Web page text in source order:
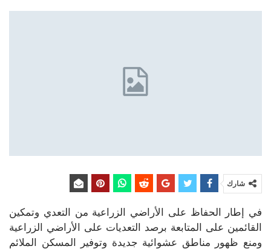
شارك
في إطار الحفاظ على الأراضي الزراعية من التعدي وتمكين
القائمين على المتابعة برصد التعديات على الأراضي الزراعية
ومنع ظهور مناطق عشوائية جديدة وتوفير المسكن الملائم